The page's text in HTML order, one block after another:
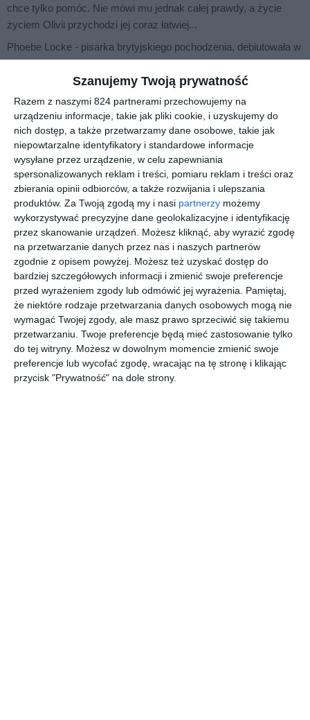
Szanujemy Twoją prywatność
Razem z naszymi 824 partnerami przechowujemy na
urządzeniu informacje, takie jak pliki cookie, i uzyskujemy do
nich dostęp, a także przetwarzamy dane osobowe, takie jak
niepowtarzalne identyfikatory i standardowe informacje
wysyłane przez urządzenie, w celu zapewniania
spersonalizowanych reklam i treści, pomiaru reklam i treści oraz
zbierania opinii odbiorców, a także rozwijania i ulepszania
produktów. Za Twoją zgodą my i nasi partnerzy możemy
wykorzystywać precyzyjne dane geolokalizacyjne i identyfikację
przez skanowanie urządzeń. Możesz kliknąć, aby wyrazić zgodę
na przetwarzanie danych przez nas i naszych partnerów
zgodnie z opisem powyżej. Możesz też uzyskać dostęp do
bardziej szczegółowych informacji i zmienić swoje preferencje
przed wyrażeniem zgody lub odmówić jej wyrażenia. Pamiętaj,
że niektóre rodzaje przetwarzania danych osobowych mogą nie
wymagać Twojej zgody, ale masz prawo sprzeciwić się takiemu
przetwarzaniu. Twoje preferencje będą mieć zastosowanie tylko
do tej witryny. Możesz w dowolnym momencie zmienić swoje
preferencje lub wycofać zgodę, wracając na tę stronę i klikając
przycisk "Prywatność" na dole strony.
chce tylko pomóc. Nie mówi mu jednak całej prawdy, a życie
życiem Olivii przychodzi jej coraz łatwiej...
Phoebe Locke - pisarka brytyjskiego pochodzenia, debiutowała w
2018 roku thrilleremCzłowiek z lasu.Zanim zajęła się
pisarstwem na pełny etat, pracowała w akademii kreatywnego
pisania, oraz prowadziła londyński salon literacki Speakeasy.
Wcześniej publikowała pod swoim prawdziwym nazwiskiem -
Nicci Cloke.
Na sąsiedniej półce
[ książka, audiobook,
e-book ]
Srebrne
skrzydła
Camilla
Lackberg
[ książka, e-book ]
Zimne
ognie
Simon Beckett
[ książka, audiobook,
e-book ]
Złota
klatka
Camilla
Lackberg
[ książka, audiobook,
e-book ]
Marzenia
z brązu
Camilla
Lackberg